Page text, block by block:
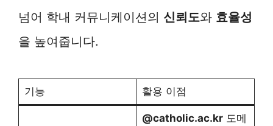
넘어 학내 커뮤니케이션의 신뢰도와 효율성
을 높여줍니다.
기능 활용 이점
@catholic.ac.kr도메